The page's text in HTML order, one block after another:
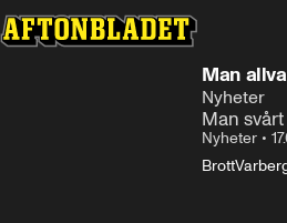
Man
Nyheter
Man
Nyheter •
Brott